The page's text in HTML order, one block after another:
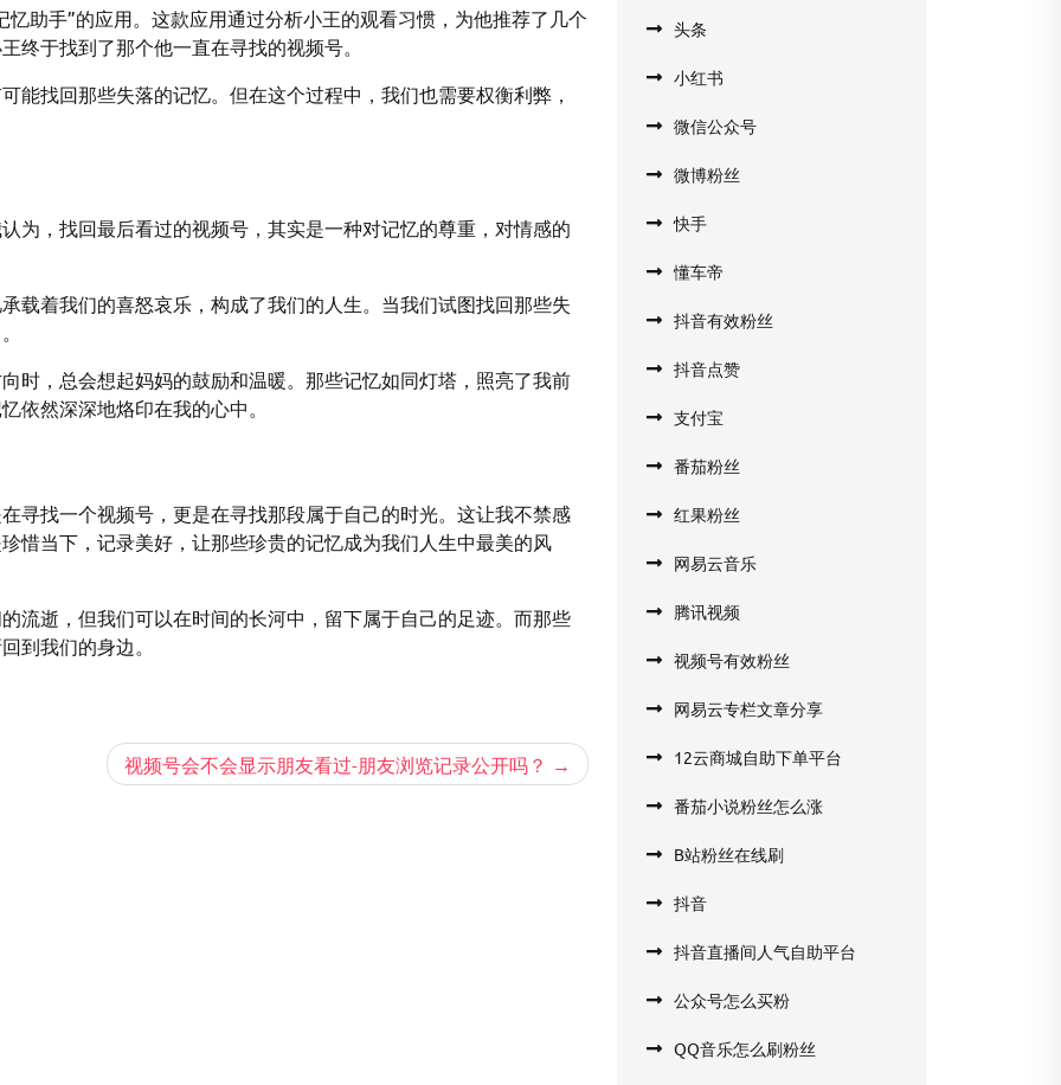
助手”的应用。这款应用通过分析小王的观看习惯，为他推荐了几个
终于找到了那个他一直在寻找的视频号。
能找回那些失落的记忆。但在这个过程中，我们也需要权衡利弊，
为，找回最后看过的视频号，其实是一种对记忆的尊重，对情感的
载着我们的喜怒哀乐，构成了我们的人生。当我们试图找回那些失
时，总会想起妈妈的鼓励和温暖。那些记忆如同灯塔，照亮了我前
依然深深地烙印在我的心中。
寻找一个视频号，更是在寻找那段属于自己的时光。这让我不禁感
惜当下，记录美好，让那些珍贵的记忆成为我们人生中最美的风
流逝，但我们可以在时间的长河中，留下属于自己的足迹。而那些
到我们的身边。
视频号会不会显示朋友看过-朋友浏览记录公开吗？
头条
小红书
微信公众号
微博粉丝
快手
懂车帝
抖音有效粉丝
抖音点赞
支付宝
番茄粉丝
红果粉丝
网易云音乐
腾讯视频
视频号有效粉丝
网易云专栏文章分享
12云商城自助下单平台
番茄小说粉丝怎么涨
B站粉丝在线刷
抖音
抖音直播间人气自助平台
公众号怎么买粉
QQ音乐怎么刷粉丝